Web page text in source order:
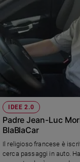
IDEE 2.0
Padre Jean-Luc
BlaBlaCar
Il religioso francese è
cerca passaggi in auto.